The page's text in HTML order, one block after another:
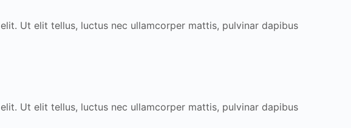
Ut elit tellus, luctus nec ullamcorper mattis, pulvinar dapibus
Ut elit tellus, luctus nec ullamcorper mattis, pulvinar dapibus